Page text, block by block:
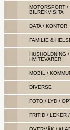
MOTORSPORT /
BILREKVISITA
DATA / KONTOR
FAMILIE &
HUSHOLDNING /
HVITEVARER
MOBIL /
DIVERSE
FOTO / LYD /
FRITID / LEKER